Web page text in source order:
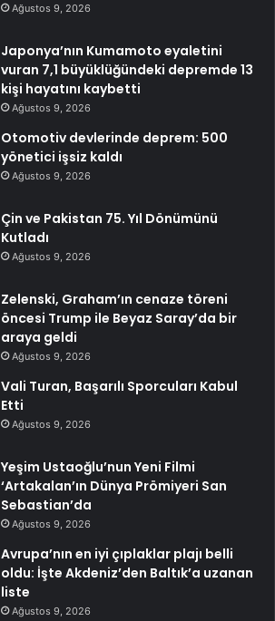
Ağustos 9, 2026
Japonya’nın Kumamoto eyaletini
vuran 7,1 büyüklüğündeki depremde 13
kişi hayatını kaybetti
Ağustos 9, 2026
Otomotiv devlerinde deprem: 500
yönetici işsiz kaldı
Ağustos 9, 2026
Çin ve Pakistan 75. Yıl Dönümünü
Kutladı
Ağustos 9, 2026
Zelenski, Graham’ın cenaze töreni
öncesi Trump ile Beyaz Saray’da bir
araya geldi
Ağustos 9, 2026
Vali Turan, Başarılı Sporcuları Kabul
Etti
Ağustos 9, 2026
Yeşim Ustaoğlu’nun Yeni Filmi
‘Artakalan’ın Dünya Prömiyeri San
Sebastian’da
Ağustos 9, 2026
Avrupa’nın en iyi çıplaklar plajı belli
oldu: İşte Akdeniz’den Baltık’a uzanan
liste
Ağustos 9, 2026